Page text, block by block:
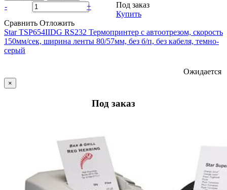
- +
Под заказ
Купить
Сравнить Отложить
Star ТSP654IIDG RS232 Термопринтер с автоотрезом, скорость
150мм/сек, ширина ленты 80/57мм, без б/п, без кабеля, темно-
серый
Ожидается
×
Под заказ